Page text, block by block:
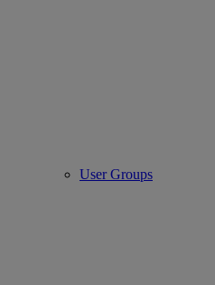
User Groups